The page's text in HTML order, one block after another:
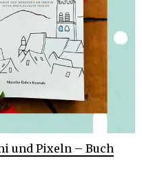
und Pixeln – Buch